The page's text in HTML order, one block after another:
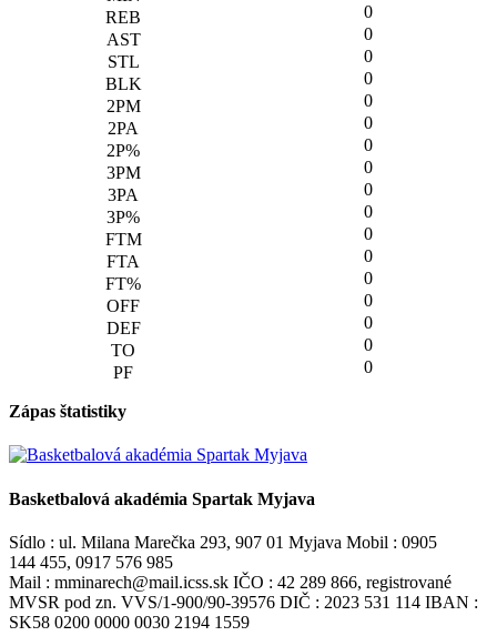
0
0
0
0
0
0
0
0
0
0
0
0
0
0
0
0
0
Zápas štatistiky
Basketbalová akadémia Spartak Myjava
Sídlo : ul. Milana Marečka 293, 907 01 Myjava Mobil : 0905
144 455, 0917 576 985
Mail : mminarech@mail.icss.sk IČO : 42 289 866, registrované
MVSR pod zn. VVS/1-900/90-39576 DIČ : 2023 531 114 IBAN :
SK58 0200 0000 0030 2194 1559